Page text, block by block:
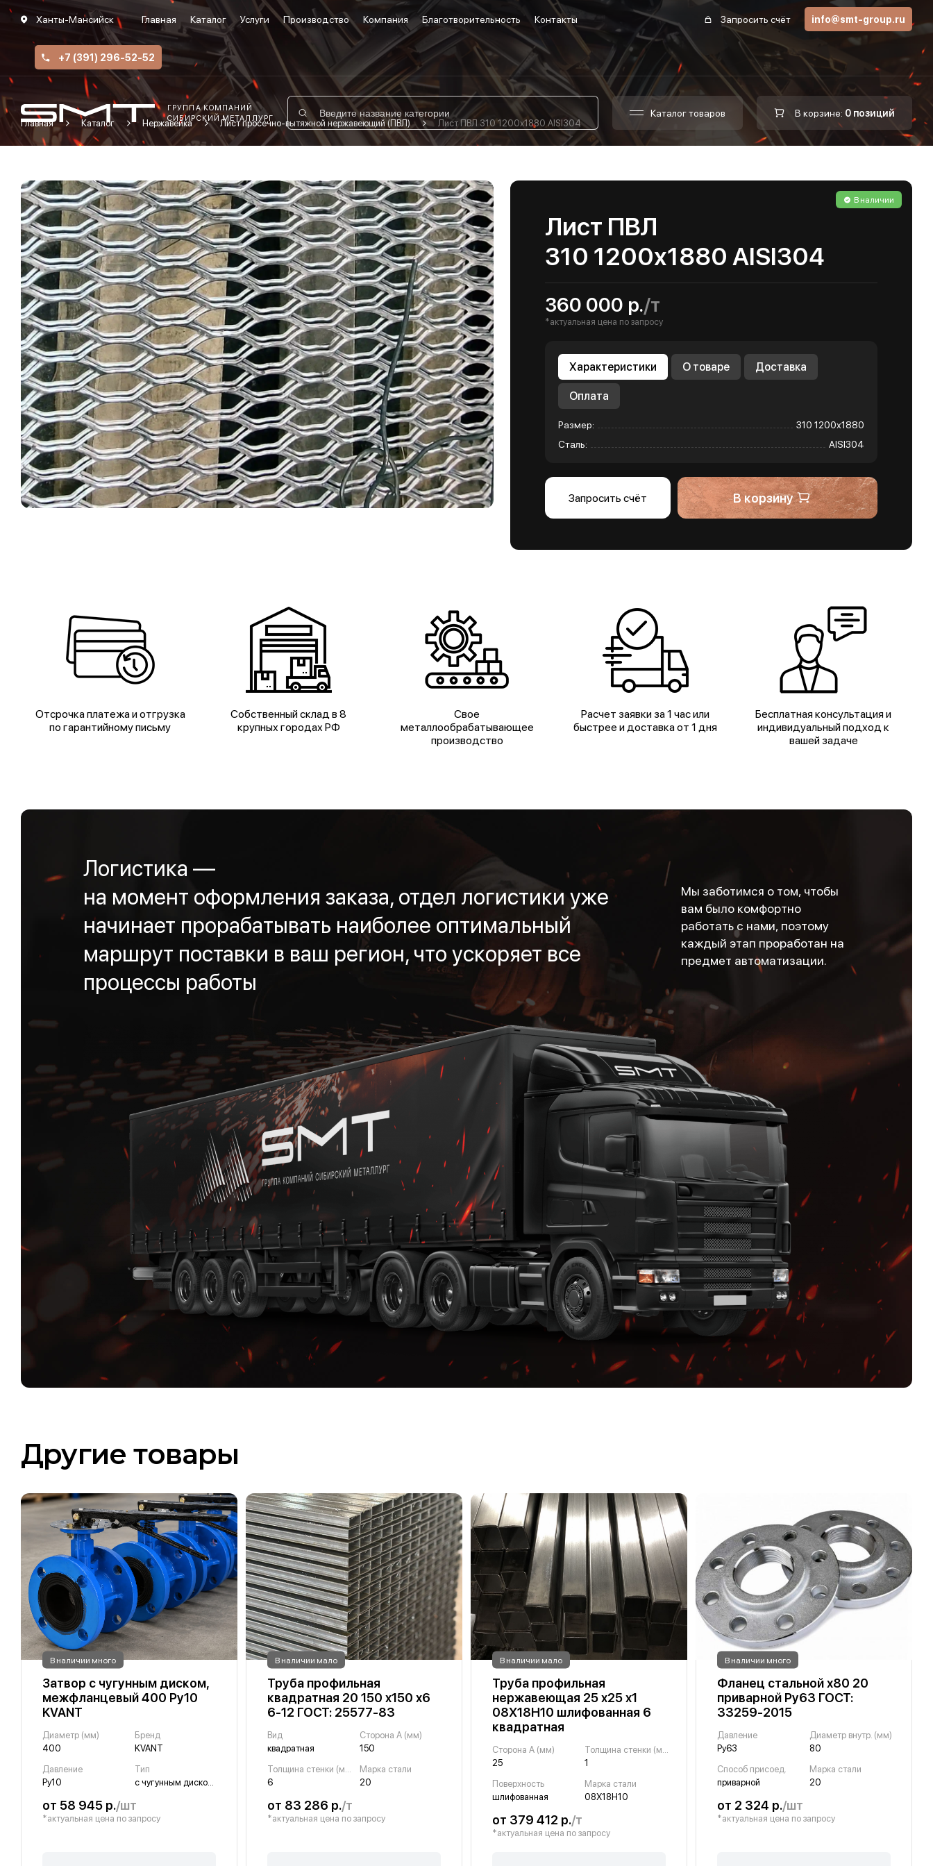
Ханты-Мансийск Главная Каталог Услуги Производство Компания Благотворительность Контакты Запросить счёт info@smt-group.ru
+7 (391) 296-52-52
ГРУППА КОМПАНИЙ
СИБИРСКИЙ МЕТАЛЛУРГ
Каталог товаров В корзине: 0 позиций
Главная Каталог Нержавейка Лист просечно-вытяжной нержавеющий (ПВЛ) Лист ПВЛ 310 1200х1880 AISI304
В наличии
Лист ПВЛ
310 1200х1880 AISI304
360 000 р./т
*актуальная цена по запросу
Характеристики О товаре Доставка
Оплата
Размер:
310 1200х1880
Сталь:
AISI304
Запросить счёт В корзину
Отсрочка платежа и отгрузка
по гарантийному письму
Собственный склад в 8
крупных городах РФ
Свое
металлообрабатывающее
производство
Расчет заявки за 1 час или
быстрее и доставка от 1 дня
Бесплатная консультация и
индивидуальный подход к
вашей задаче
Логистика —
на момент оформления заказа, отдел логистики уже
начинает прорабатывать наиболее оптимальный
маршрут поставки в ваш регион, что ускоряет все
процессы работы
Мы заботимся о том, чтобы
вам было комфортно
работать с нами, поэтому
каждый этап проработан на
предмет автоматизации.
Другие товары
В наличии много
Затвор с чугунным диском,
межфланцевый 400 Ру10
KVANT
Диаметр (мм)
400
Бренд
KVANT
Давление
Ру10
Тип
с чугунным диском, межфланцевый
от 58 945 р./шт
*актуальная цена по запросу
В наличии мало
Труба профильная
квадратная 20 150 х150 х6
6-12 ГОСТ: 25577-83
Вид
квадратная
Сторона A (мм)
150
Толщина стенки (мм)
6
Марка стали
20
от 83 286 р./т
*актуальная цена по запросу
В наличии мало
Труба профильная
нержавеющая 25 х25 х1
08Х18Н10 шлифованная 6
квадратная
Сторона A (мм)
25
Толщина стенки (мм)
1
Поверхность
шлифованная
Марка стали
08Х18Н10
от 379 412 р./т
*актуальная цена по запросу
В наличии много
Фланец стальной х80 20
приварной Ру63 ГОСТ:
33259-2015
Давление
Ру63
Диаметр внутр. (мм)
80
Способ присоед.
приварной
Марка стали
20
от 2 324 р./шт
*актуальная цена по запросу